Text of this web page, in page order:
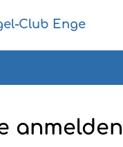
Club Enge
anmelden